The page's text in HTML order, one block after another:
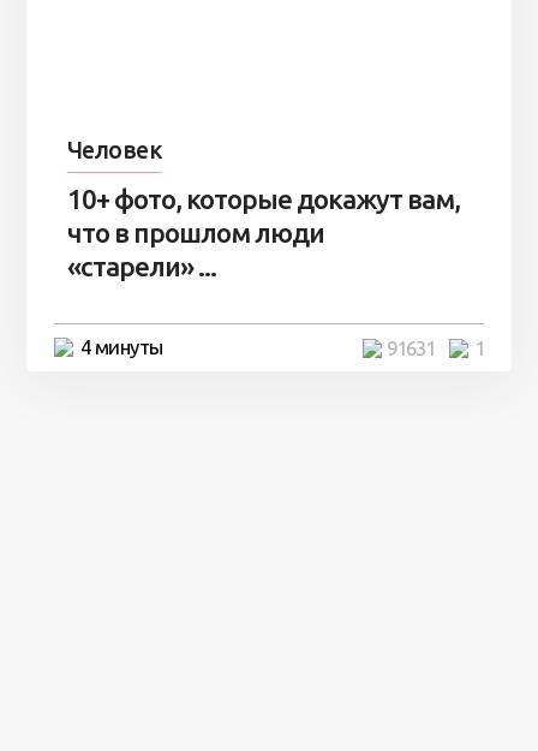
Человек
10+ фото, которые докажут вам,
что в прошлом люди
«старели» ...
4 минуты 1
91631